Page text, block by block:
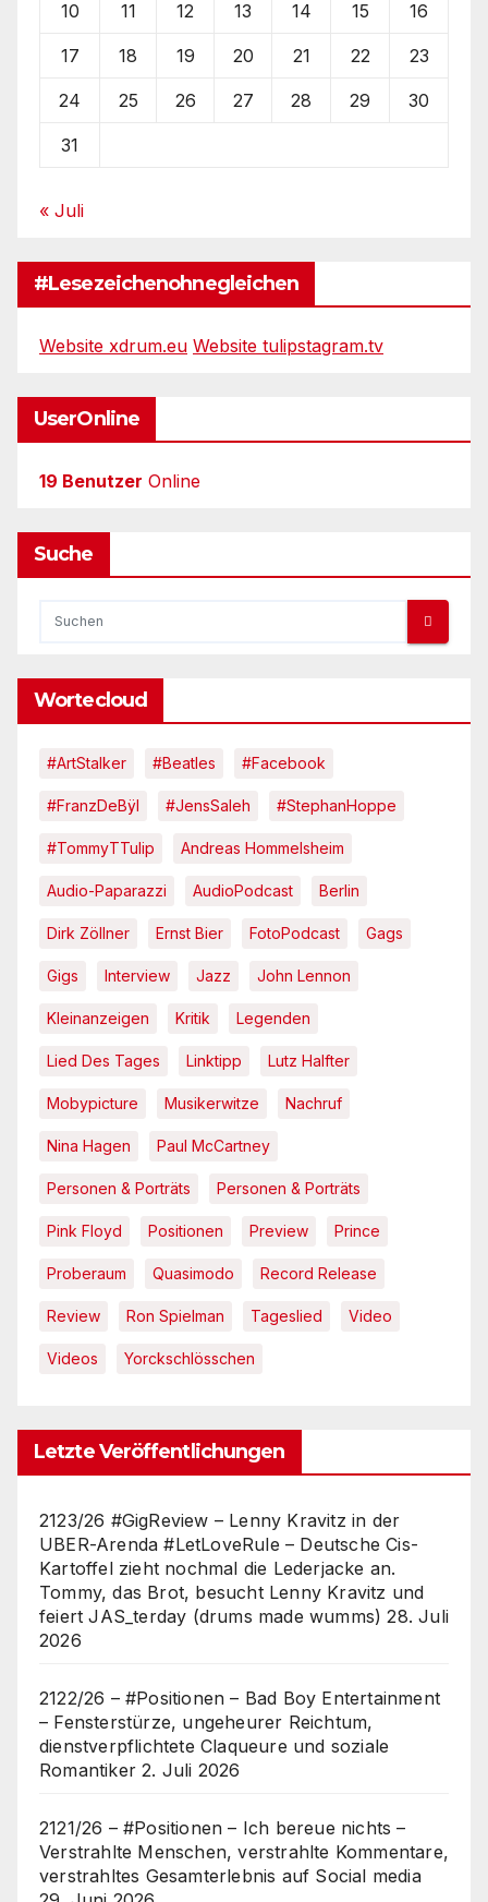
10 11 12 13 14 15 16
17 18 19 20 21 22 23
24 25 26 27 28 29 30
31
« Juli
#Lesezeichenohnegleichen
Website xdrum.eu Website tulipstagram.tv
UserOnline
19 Benutzer Online
Suche
Wortecloud
#ArtStalker #Beatles #Facebook
#FranzDeBÿl #JensSaleh #StephanHoppe
#TommyTTulip Andreas Hommelsheim
Audio-Paparazzi AudioPodcast Berlin
Dirk Zöllner Ernst Bier FotoPodcast Gags
Gigs Interview Jazz John Lennon
Kleinanzeigen Kritik Legenden
Lied Des Tages Linktipp Lutz Halfter
Mobypicture Musikerwitze Nachruf
Nina Hagen Paul McCartney
Personen & Porträts Personen & Porträts
Pink Floyd Positionen Preview Prince
Proberaum Quasimodo Record Release
Review Ron Spielman Tageslied Video
Videos Yorckschlösschen
Letzte Veröffentlichungen
2123/26 #GigReview – Lenny Kravitz in der
UBER-Arenda #LetLoveRule – Deutsche Cis-
Kartoffel zieht nochmal die Lederjacke an.
Tommy, das Brot, besucht Lenny Kravitz und
feiert JAS_terday (drums made wumms) 28. Juli
2026
2122/26 – #Positionen – Bad Boy Entertainment
– Fensterstürze, ungeheurer Reichtum,
dienstverpflichtete Claqueure und soziale
Romantiker 2. Juli 2026
2121/26 – #Positionen – Ich bereue nichts –
Verstrahlte Menschen, verstrahlte Kommentare,
verstrahltes Gesamterlebnis auf Social media